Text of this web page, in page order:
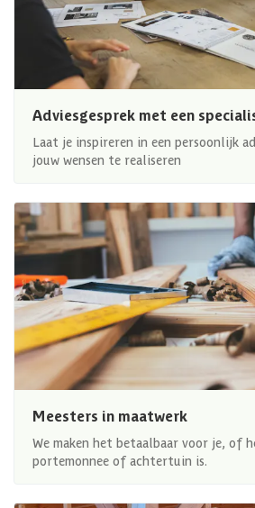
Adviesgesprek met een
Laat je inspireren in een persoonlijk
jouw wensen te realiseren
Meesters in maatwerk
We maken het betaalbaar voor je, of
portemonnee of achtertuin is.